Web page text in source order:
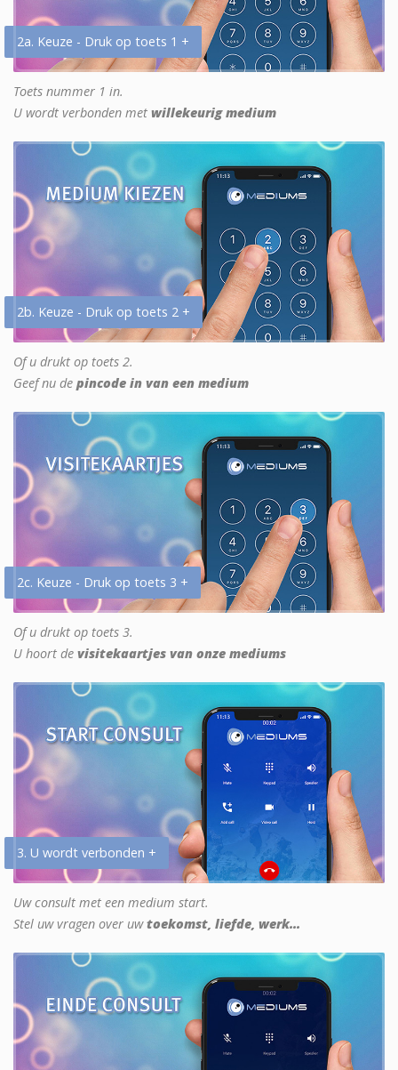
2a. Keuze - Druk op toets 1 +
Toets nummer 1 in.
U wordt verbonden met willekeurig medium
2b. Keuze - Druk op toets 2 +
Of u drukt op toets 2.
Geef nu de pincode in van een medium
2c. Keuze - Druk op toets 3 +
Of u drukt op toets 3.
U hoort de visitekaartjes van onze mediums
3. U wordt verbonden +
Uw consult met een medium start.
Stel uw vragen over uwtoekomst, liefde, werk...